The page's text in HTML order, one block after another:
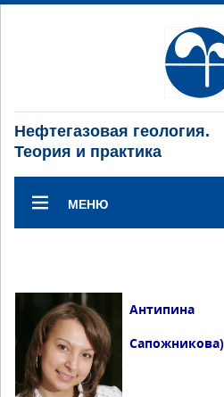
Нефтегазовая геология.
Теория и практика
МЕНЮ